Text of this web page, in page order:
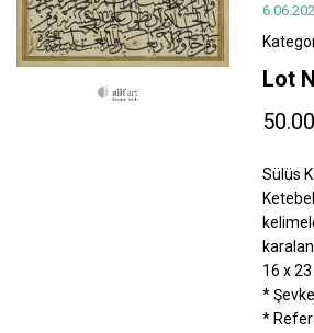
Lot
Sülüs
16 x 23
*
*